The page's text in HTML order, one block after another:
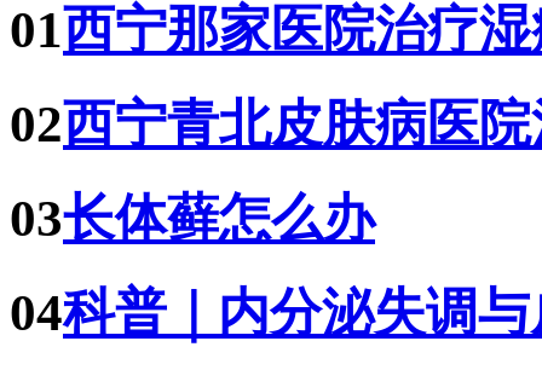
01西宁那家医院治疗
02西宁青北皮肤病医
03长体藓怎么办
04科普｜内分泌失调